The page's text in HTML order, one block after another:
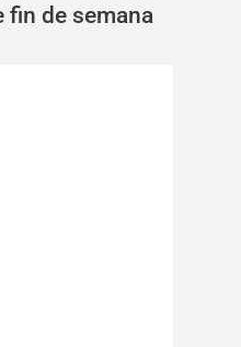
fin de semana